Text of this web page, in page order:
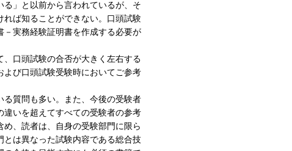
る」と以前から言われているが、そ
ば知ることができない。口頭試験
実務経験証明書を作成する必要が
口頭試験の合否が大きく左右する
び口頭試験受験時においてご参考
質問も多い。また、今後の受験者
いを超えてすべての受験者の参考
、読者は、自身の受験部門に限ら
とは異なった試験内容である総合技